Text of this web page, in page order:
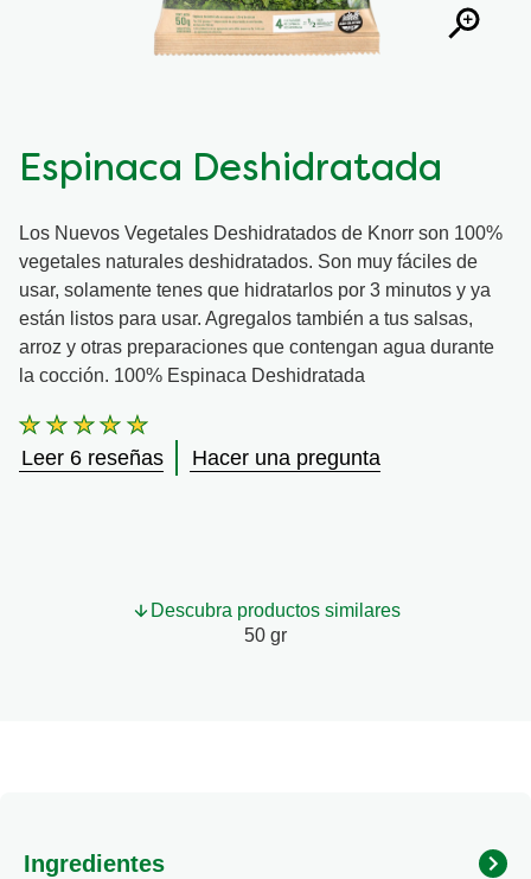
Espinaca Deshidratada
Los Nuevos Vegetales Deshidratados de Knorr son 100%
vegetales naturales deshidratados. Son muy fáciles de
usar, solamente tenes que hidratarlos por 3 minutos y ya
están listos para usar. Agregalos también a tus salsas,
arroz y otras preparaciones que contengan agua durante
la cocción. 100% Espinaca Deshidratada
La
promedio
Leer 6 reseñas Hacer una pregunta
Descubra productos similares
50 gr
Ingredientes